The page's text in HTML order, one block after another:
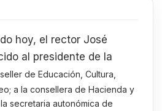
hoy, el rector José
al presidente de la
de Educación, Cultura,
a la consellera de Hacienda y
secretaria autonómica de